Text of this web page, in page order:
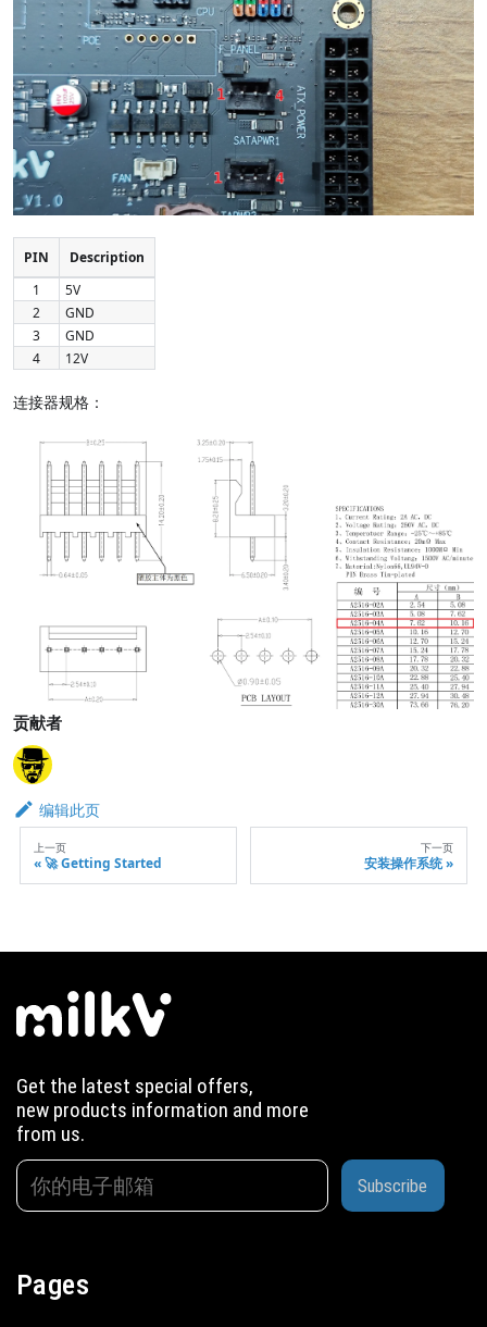
PIN
Description
1
5V
2
GND
3
GND
4
12V
连接器规格：
贡献者
编辑此页
上一页
🚀 Getting Started
下一页
安装操作系统
Get the latest special offers,
new products information and more
from us.
Subscribe
Pages